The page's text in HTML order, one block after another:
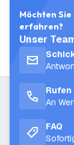
Möchten Sie mehr über Beleuchtungonline.de
erfahren?
Unser
Rufen
An
FAQ